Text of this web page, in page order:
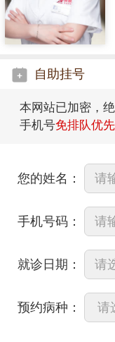
自助挂号
本网站已加密，
手机号免排队优
您的姓名：
手机号码：
就诊日期：
预约病种：